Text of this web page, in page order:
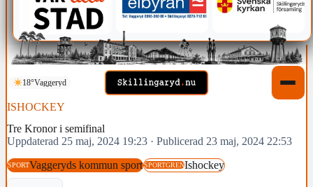
18°Vaggeryd
ISHOCKEY
Tre Kronor i semifinal
Uppdaterad 25 maj, 2024 19:23 · Publicerad 23 maj, 2024 22:53
SPORTVaggeryds kommun sportSPORTGRENIshockey